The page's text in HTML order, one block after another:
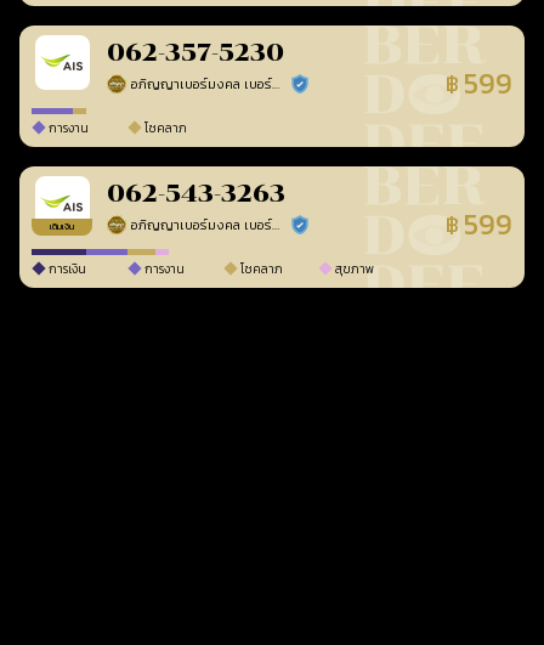
062-357-5230
อภิญญาเบอร์มงคล เบอร์สวยเลขศาสตร์ ร้านยืนยันแล้ว ฿ 599
การงาน โชคลาภ
เติมเงิน
062-543-3263
อภิญญาเบอร์มงคล เบอร์สวยเลขศาสตร์ ร้านยืนยันแล้ว ฿ 599
การเงิน การงาน โชคลาภ สุขภาพ